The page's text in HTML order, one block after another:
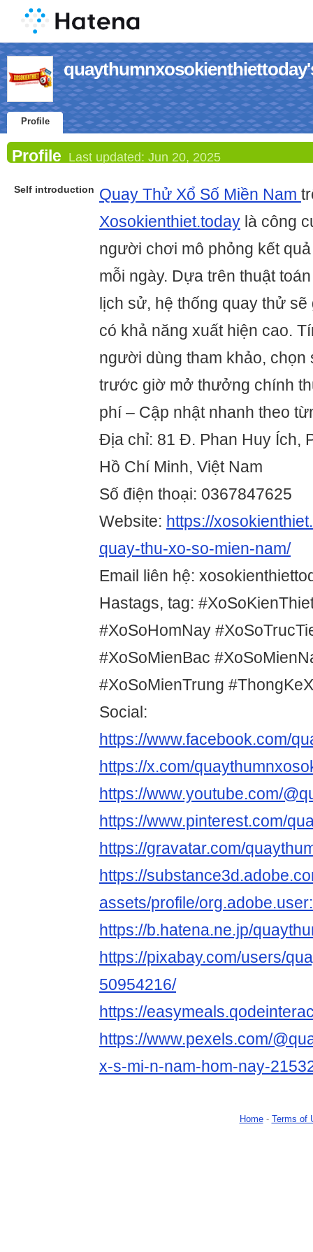
Profile
Profile Last updated: Jun 20, 2025
Self introduction Quay Thử Xổ Số Miền Nam
Xosokienthiet.today là công
người chơi mô phỏng kết
mỗi ngày. Dựa trên thuật
lịch sử, hệ thống quay thử
có khả năng xuất hiện cao.
người dùng tham khảo, chọn
trước giờ mở thưởng chính
phí – Cập nhật nhanh theo
Địa chỉ: 81 Đ. Phan Huy Ích,
Hồ Chí Minh, Việt Nam
Số điện thoại: 0367847625
Website: https://
quay-thu-xo-so-mien-nam/
Email liên hệ:
Hastags, tag:
#XoSoHomNay
#XoSoMienBac
#XoSoMienTrung
Social:
https://www.facebook.com/
https://x.com/
https://www.youtube.com/
https://www.pinterest.com/
https://gravatar.com/
https://
assets/profile/
https://b.hatena.ne.jp/
https://pixabay.com/users/
50954216/
https://
https://www.pexels.com/
x-s-mi-n-nam-hom-nay-
Home- Terms of